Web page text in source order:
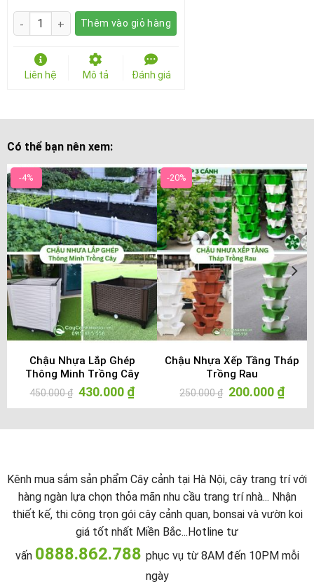
là:
150.000 ₫.
tại
là:
125.000 ₫.
Số lượng Thêm vào giỏ hàng
Liên hệ Mô tả Đánh giá
Có thể bạn nên xem:
-4%
Chậu Nhựa Lắp Ghép
Thông Minh Trồng Cây
450.000₫ Giá
gốc
là:
430.000 ₫Giá
hiện
tại
430.000 ₫.
-20%
Chậu Nhựa Xếp Tầng Tháp
Trồng Rau
250.000₫ Giá
gốc
là:
200.000 ₫Giá
hiện
tại
₫.
Kênh mua sắm sản phẩm Cây cảnh tại Hà Nội, cây trang trí với
hàng ngàn lựa chọn thỏa mãn nhu cầu trang trí nhà... Nhận
thiết kế, thi công trọn gói cây cảnh quan, bonsai và vườn koi
giá tốt nhất Miền Bắc...Hotline tư
vấn 0888.862.788 phục vụ từ 8AM đến 10PM mỗi
ngày